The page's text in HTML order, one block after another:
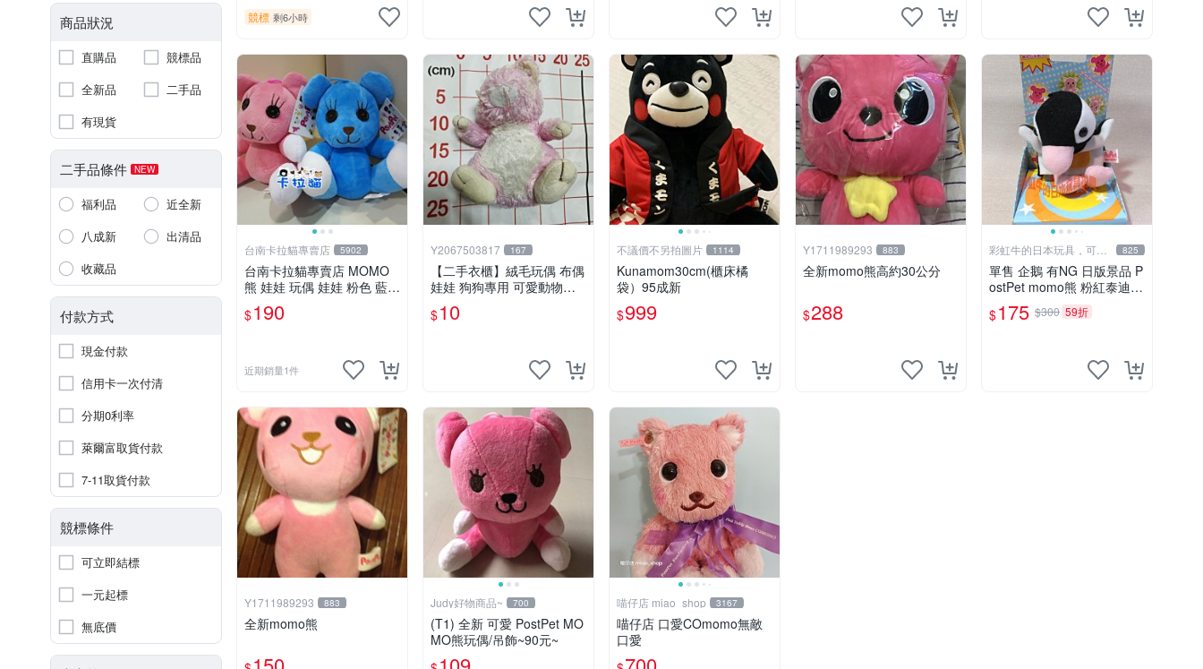
商品狀況
直購品
競標品
全新品
二手品
有現貨
二手品條件 NEW
福利品
近全新
八成新
出清品
收藏品
付款方式
現金付款
信用卡一次付清
分期0利率
萊爾富取貨付款
7-11取貨付款
競標條件
可立即結標
一元起標
無底價
競標 剩6小時
台南卡拉貓專賣店 5902
台南卡拉貓專賣店 MOMO
熊 娃娃 玩偶 娃娃 粉色 藍色
2色分售
$190
近期銷量1件
Y2067503817 167
【二手衣櫃】絨毛玩偶 布偶
娃娃 狗狗專用 可愛動物系
列 耐咬耐磨玩具 玩偶 粉紅
熊寵物玩具 1120929
$10
不議價不另拍圖片 1114
Kunamom30cm(櫃床橘
袋）95成新
$999
Y1711989293 883
全新momo熊高約30公分
$288
彩虹牛的日本玩具，可7
取付
825
單售 企鵝 有NG 日版景品 P
ostPet momo熊 粉紅泰迪熊
娃娃 布偶 手指頭 娃娃
$175 $300 59折
Y1711989293 883
全新momo熊
Judy好物商品~ 700
(T1) 全新 可愛 PostPet MO
MO熊玩偶/吊飾~90元~
喵仔店 miao_shop 3167
喵仔店 口愛COmomo無敵
口愛